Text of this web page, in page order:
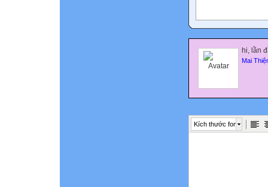
hi, lần
Mai
Kích thước font